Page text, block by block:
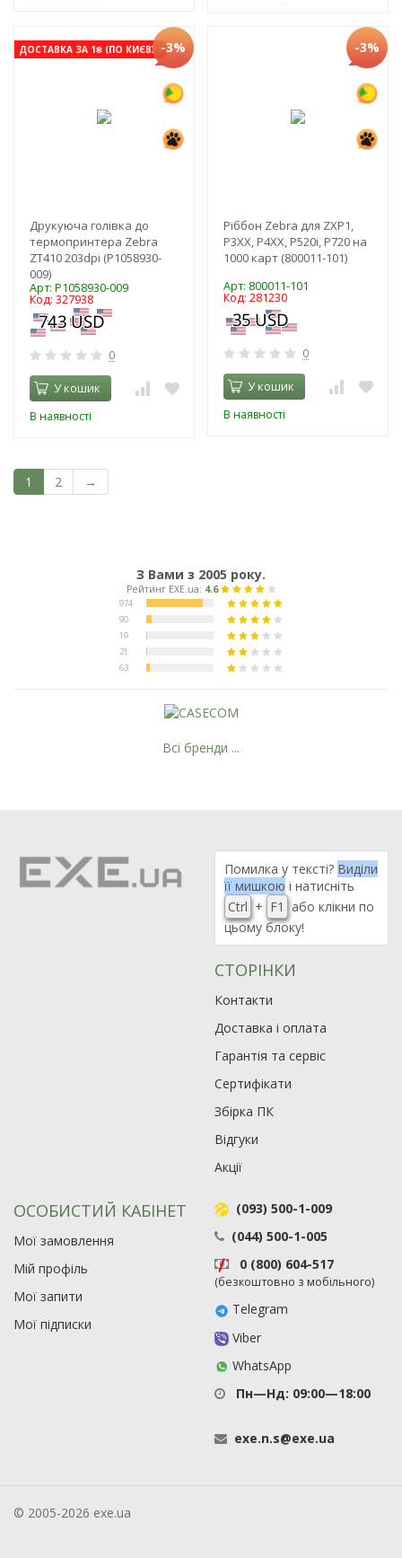
ДОСТАВКА ЗА 1₴ (ПО КИЄВУ)-3%
Друкуюча голівка до
термопринтера Zebra
ZT410 203dpi (P1058930-
009)
Арт: P1058930-009
Код: 327938
0
У кошик
В наявності
-3%
Ріббон Zebra для ZXP1,
P3XX, P4XX, P520i, P720 на
1000 карт (800011-101)
Арт: 800011-101
Код: 281230
0
У кошик
В наявності
1 2 →
З Вами з 2005 року.
Всі бренди ...
Помилка у тексті? Виділи
її мишкою і натисніть
Ctrl + F1
або клікни по
цьому блоку!
СТОРІНКИ
Контакти
Доставка і оплата
Гарантія та сервіс
Сертифікати
Збірка ПК
Відгуки
Акції
ОСОБИСТИЙ КАБІНЕТ
Мої замовлення
Мій профіль
Мої запити
Мої підписки
(093) 500-1-009
(044) 500-1-005
0 (800) 604-517
(безкоштовно з мобільного)
Telegram
Viber
WhatsApp
Пн—Нд: 09:00—18:00
exe.n.s@exe.ua
© 2005-2026 exe.ua